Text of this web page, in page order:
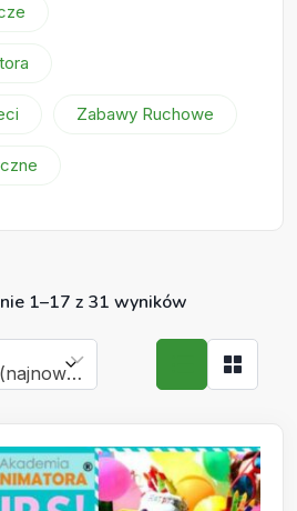
1–17 z 31 wyników
Ostatnio dodane (najnowsze)
Zabawy Ruchowe